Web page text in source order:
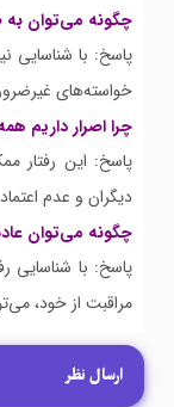
چگونه می‌توان به
پاسخ: با شناسایی
خواسته‌های
چرا اصرار داریم
پاسخ: این رفتار
دیگران و عدم
چگونه می‌توان
پاسخ: با شناسایی
مراقبت از خود،
ارسال نظر